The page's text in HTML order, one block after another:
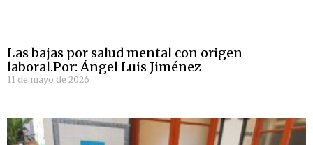
Las bajas por salud mental con origen
laboral.Por: Ángel Luis Jiménez
11 de mayo de 2026